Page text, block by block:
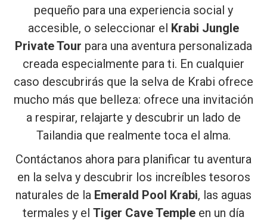
pequeño para una experiencia social y
accesible, o seleccionar el Krabi Jungle
Private Tour para una aventura personalizada
creada especialmente para ti. En cualquier
caso descubrirás que la selva de Krabi ofrece
mucho más que belleza: ofrece una invitación
a respirar, relajarte y descubrir un lado de
Tailandia que realmente toca el alma.
Contáctanos ahora para planificar tu aventura
en la selva y descubrir los increíbles tesoros
naturales de la Emerald Pool Krabi, las aguas
termales y el Tiger Cave Temple en un día